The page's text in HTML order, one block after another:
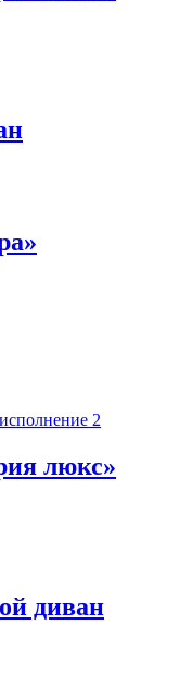
люкс»
диван